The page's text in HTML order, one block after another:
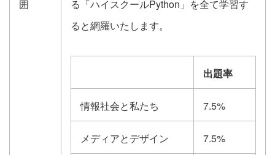
囲
る「ハイスクールPython」を全て学習す
ると網羅いたします。
出題率
情報社会と私たち 7.5%
メディアとデザイン 7.5%